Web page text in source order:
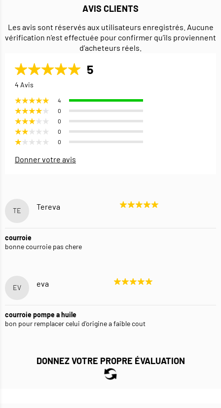
AVIS CLIENTS
Les avis sont réservés aux utilisateurs enregistrés. Aucune
vérification n’est effectuée pour confirmer qu’ils proviennent
d’acheteurs réels.
5
4 Avis
4
0
0
0
0
Donner votre avis
TE Tereva
courroie
bonne courroie pas chere
EV eva
courroie pompe a huile
bon pour remplacer celui d'origine a faible cout
DONNEZ VOTRE PROPRE ÉVALUATION